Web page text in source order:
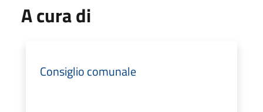
A cura di
Consiglio comunale